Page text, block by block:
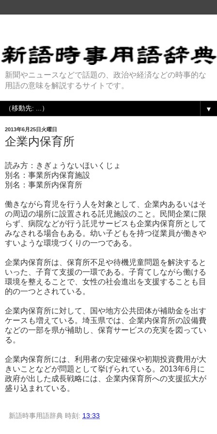
新聞やニュースなどで話題の、政治や経済などの時事的な
用語の意味を解説するサイトです。
▼
2013年6月25日火曜日
企業内保育所
読み方：きぎょうないほいくじょ
別名：事業所内保育施設
別名：事業所内保育所
働きながら育児を行う人を対象として、企業内あるいはそ
の周辺の場所に設置される託児施設のこと。民間企業に限
らず、病院などが行う託児サービスも企業内保育所として
みなされる場合もある。幼い子どもを持つ従業員が働きや
すいような環境づくりの一つである。
企業内保育所は、保育所不足や待機児童問題を解決すると
いった、子育て支援の一環である。子育てしながら働ける
環境を整えることで、女性の社会進出を支援することも目
的の一つとされている。
企業内保育所に対して、国や地方公共団体が補助金を出す
ケースも増えている。埼玉県では、企業内保育所の設備費
などの一部を県が補助し、保育サービスの充実を図ってい
る。
企業内保育所には、利用者の安定確保や初期投資費用が大
きいことなどが問題として挙げられている。2013年6月に
政府が出した成長戦略には、企業内保育所への支援拡大が
盛り込まれている。
新語時事用語辞典 時刻: 13:33